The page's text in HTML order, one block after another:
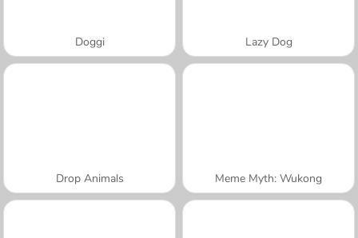
Doggi Lazy Dog
Drop Animals Meme Myth: Wukong